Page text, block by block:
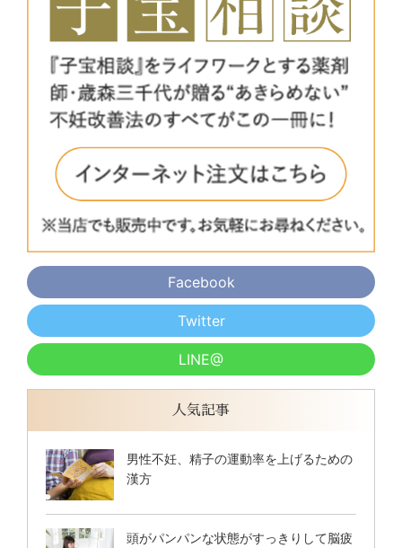
Facebook
Twitter
LINE@
人気記事
男性不妊、精子の運動率を上げるための
漢方
頭がパンパンな状態がすっきりして脳疲